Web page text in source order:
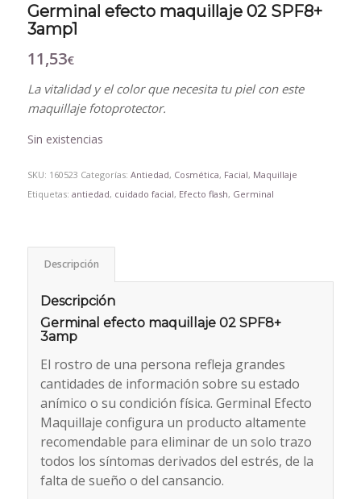
Germinal efecto maquillaje 02 SPF8+
3amp1
11,53€
La vitalidad y el color que necesita tu piel con este
maquillaje fotoprotector.
Sin existencias
SKU: 160523 Categorías: Antiedad, Cosmética, Facial, Maquillaje
Etiquetas: antiedad, cuidado facial, Efecto flash, Germinal
Descripción
Descripción
Germinal efecto maquillaje 02 SPF8+
3amp
El rostro de una persona refleja grandes
cantidades de información sobre su estado
anímico o su condición física. Germinal Efecto
Maquillaje configura un producto altamente
recomendable para eliminar de un solo trazo
todos los síntomas derivados del estrés, de la
falta de sueño o del cansancio.